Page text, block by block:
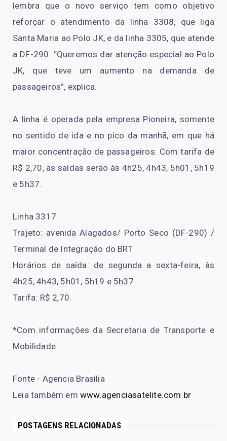
lembra que o novo serviço tem como objetivo
reforçar o atendimento da linha 3308, que liga
Santa Maria ao Polo JK, e da linha 3305, que atende
a DF-290. “Queremos dar atenção especial ao Polo
JK, que teve um aumento na demanda de
passageiros”, explica.
A linha é operada pela empresa Pioneira, somente
no sentido de ida e no pico da manhã, em que há
maior concentração de passageiros. Com tarifa de
R$ 2,70, as saídas serão às 4h25, 4h43, 5h01, 5h19
e 5h37.
Linha 3317
Trajeto: avenida Alagados/ Porto Seco (DF-290) /
Terminal de Integração do BRT
Horários de saída: de segunda a sexta-feira, às
4h25, 4h43, 5h01, 5h19 e 5h37
Tarifa: R$ 2,70.
*Com informações da Secretaria de Transporte e
Mobilidade
Fonte - Agencia Brasília
Leia também em www.agenciasatelite.com.br
POSTAGENS RELACIONADAS